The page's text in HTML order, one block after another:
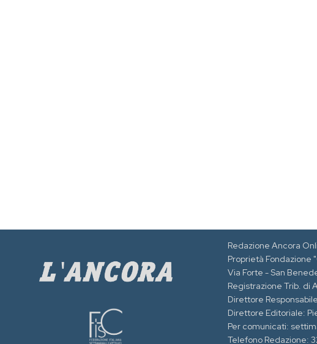
Redazione Ancora
Proprietà Fondazione
Via Forte - San
Registrazione Trib. di
Direttore
Direttore Editoriale:
Per comunicati:
Telefono Redazione: